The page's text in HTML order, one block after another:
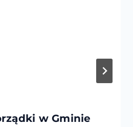
w Gminie